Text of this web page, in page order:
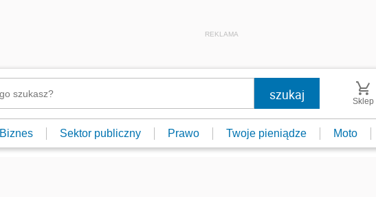
REKLAMA
Sklep
Biznes Sektor publiczny Prawo Twoje pieniądze Moto